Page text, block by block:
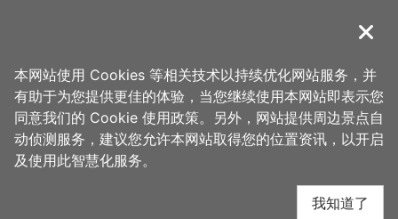
導覽
首页 > 想去的地方 > 住宿 > 三扬精品商旅
三扬精品商旅 周边店家
关闭
本网站使用 Cookies 等相关技术以持续优化网站服务，并
有助于为您提供更佳的体验，当您继续使用本网站即表示您
同意我们的 Cookie 使用政策。另外，网站提供周边景点自
动侦测服务，建议您允许本网站取得您的位置资讯，以开启
及使用此智慧化服务。
我知道了